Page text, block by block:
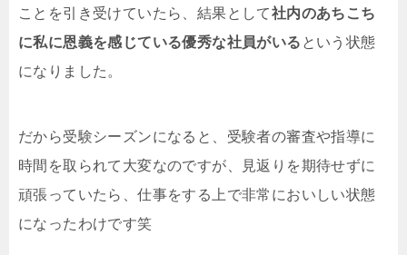
ことを引き受けていたら、結果として社内のあちこち
に私に恩義を感じている優秀な社員がいる という状態
になりました。
だから受験シーズンになると、受験者の審査や指導に
時間を取られて大変なのですが、見返りを期待せずに
頑張っていたら、仕事をする上で非常においしい状態
になったわけです笑